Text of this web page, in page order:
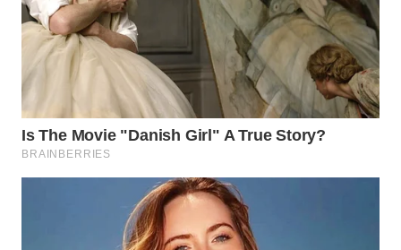
SURABAYA
WN
NATUNA
WN
BINTAN